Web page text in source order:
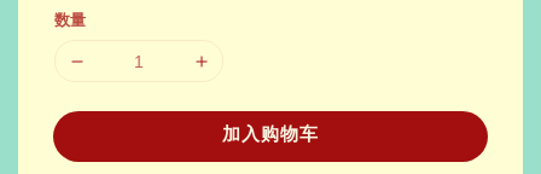
数量
加入购物车